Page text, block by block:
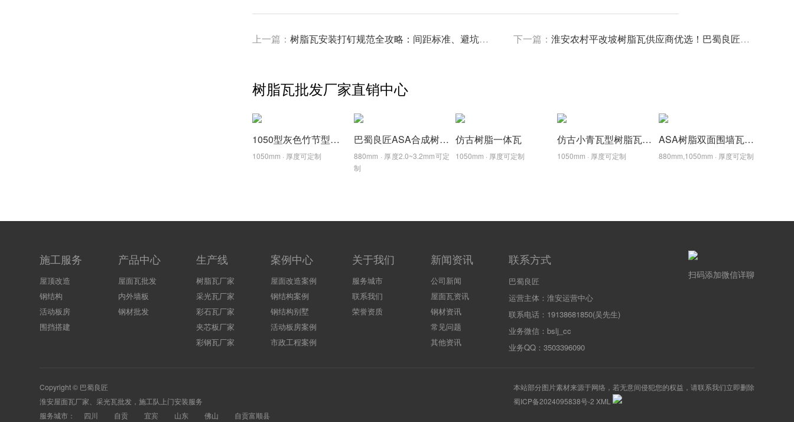
上一篇：树脂瓦安装打钉规范全攻略：间距标准、避坑指南与品质优选 下一篇： 淮安农村平改坡树脂瓦供应商优选！巴蜀良匠：高性价比+全国九省仓，助您省心又省钱
树脂瓦批发厂家直销中心
1050型灰色竹节型树脂瓦,颜色厚度可定制
1050mm · 厚度可定制
巴蜀良匠ASA合成树脂金刚瓦，质保30年
880mm · 厚度2.0~3.2mm可定
制
仿古树脂一体瓦
1050mm · 厚度可定制
仿古小青瓦型树脂瓦,颜色厚度支持定制
1050mm · 厚度可定制
ASA树脂双面围墙瓦,围墙墙头帽,仿古装饰树脂墙头瓦
880mm,1050mm · 厚度可定制
施工服务
屋顶改造
钢结构
活动板房
围挡搭建
产品中心
屋面瓦批发
内外墙板
钢材批发
生产线
树脂瓦厂家
采光瓦厂家
彩石瓦厂家
夹芯板厂家
彩钢瓦厂家
案例中心
屋面改造案例
钢结构案例
钢结构别墅
活动板房案例
市政工程案例
关于我们
服务城市
联系我们
荣誉资质
新闻资讯
公司新闻
屋面瓦资讯
钢材资讯
常见问题
其他资讯
联系方式
巴蜀良匠
运营主体：淮安运营中心
联系电话：19138681850(吴先生)
业务微信：bslj_cc
业务QQ：3503396090
扫码添加微信详聊
Copyright © 巴蜀良匠
淮安屋面瓦厂家 、采光瓦批发，施工队上门安装服务
服务城市： 四川 自贡 宜宾 山东 佛山 自贡富顺县
本站部分图片素材来源于网络，若无意间侵犯您的权益，请联系我们立即删除
蜀ICP备2024095838号-2 XML